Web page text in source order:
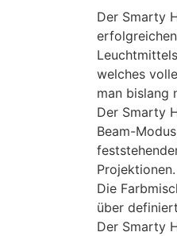
Der Smarty
welches
man bislang
Der Smarty
Beam-
Die
über
Der Smarty